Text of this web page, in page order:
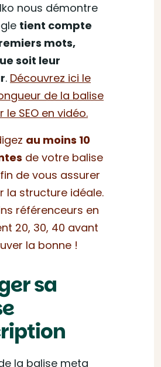
nous démontre
tient compte
mots,
soit leur
. Découvrez ici le
de la balise
le SEO en vidéo.
au moins 10
de votre balise
de vous assurer
la structure idéale.
référenceurs en
20, 30, 40 avant
la bonne !
sa
la balise meta